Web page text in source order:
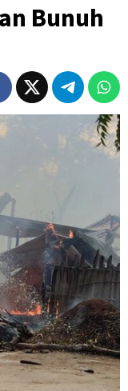
Bunuh